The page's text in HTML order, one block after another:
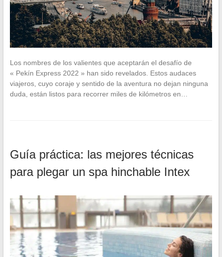
Los nombres de los valientes que aceptarán el desafío de
« Pekín Express 2022 » han sido revelados. Estos audaces
viajeros, cuyo coraje y sentido de la aventura no dejan ninguna
duda, están listos para recorrer miles de kilómetros en…
Guía práctica: las mejores técnicas
para plegar un spa hinchable Intex